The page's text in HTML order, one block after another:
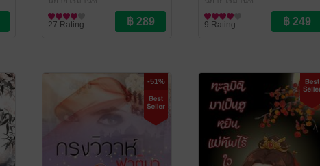
27 Rating 9 Rating
-51%